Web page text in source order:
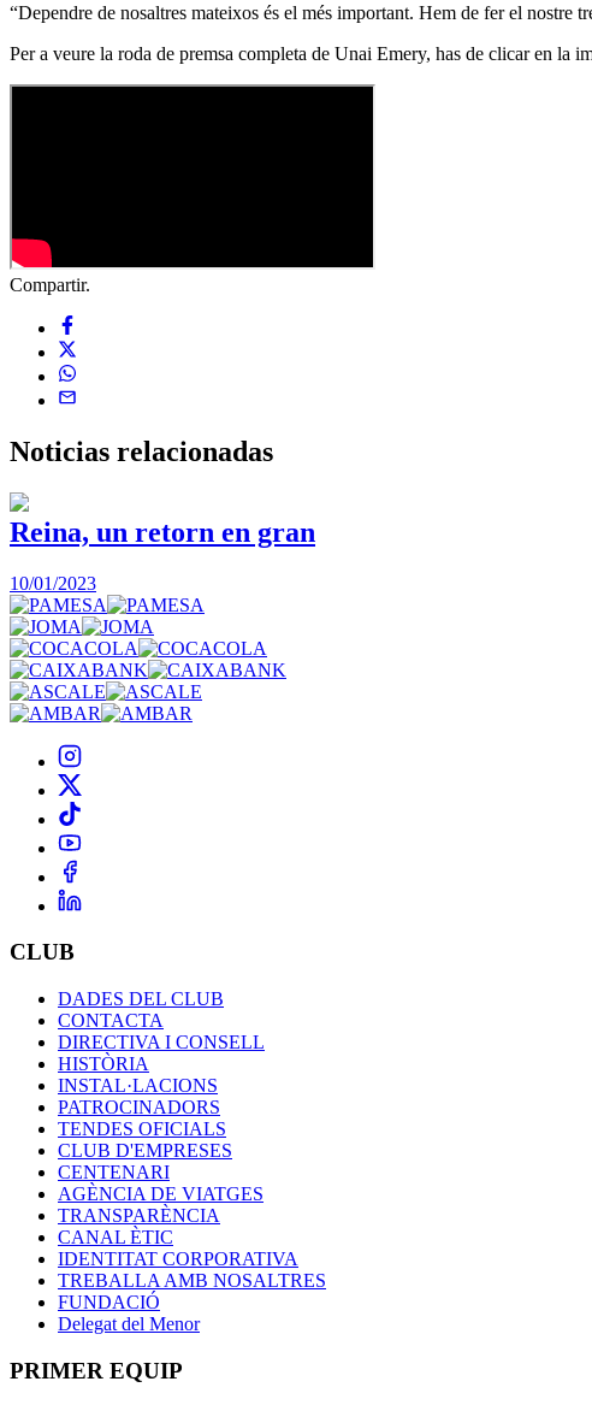
“Dependre de nosaltres mateixos és el més important. Hem de fer el nostre
Per a veure la roda de premsa completa de Unai Emery, has de clicar en la
Compartir.
Noticias relacionadas
Reina, un retorn en gran
10/01/2023
CLUB
DADES DEL CLUB
CONTACTA
DIRECTIVA I CONSELL
HISTÒRIA
INSTAL·LACIONS
PATROCINADORS
TENDES OFICIALS
CLUB D'EMPRESES
CENTENARI
AGÈNCIA DE VIATGES
TRANSPARÈNCIA
CANAL ÈTIC
IDENTITAT CORPORATIVA
TREBALLA AMB NOSALTRES
FUNDACIÓ
Delegat del Menor
PRIMER EQUIP